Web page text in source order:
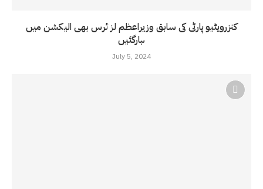
کنزرویٹیو پارٹی کی سابق وزیراعظم لز ٹرس بھی الیکشن میں
ہارگئیں
July 5, 2024